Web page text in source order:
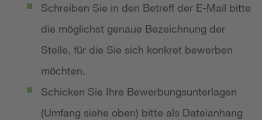
Schreiben Sie in den Betreff der E-Mail bitte
die möglichst genaue Bezeichnung der
Stelle, für die Sie sich konkret bewerben
möchten.
Schicken Sie Ihre Bewerbungsunterlagen
(Umfang siehe oben) bitte als Dateianhang